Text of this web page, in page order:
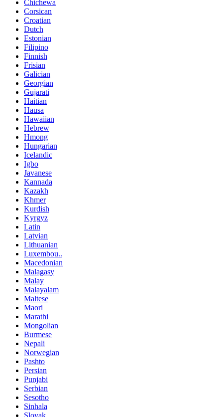
Chichewa
Corsican
Croatian
Dutch
Estonian
Filipino
Finnish
Frisian
Galician
Georgian
Gujarati
Haitian
Hausa
Hawaiian
Hebrew
Hmong
Hungarian
Icelandic
Igbo
Javanese
Kannada
Kazakh
Khmer
Kurdish
Kyrgyz
Latin
Latvian
Lithuanian
Luxembou..
Macedonian
Malagasy
Malay
Malayalam
Maltese
Maori
Marathi
Mongolian
Burmese
Nepali
Norwegian
Pashto
Persian
Punjabi
Serbian
Sesotho
Sinhala